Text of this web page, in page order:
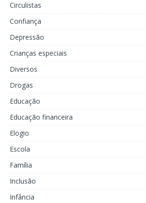
Circulistas
Confiança
Depressão
Crianças especiais
Diversos
Drogas
Educação
Educação financeira
Elogio
Escola
Família
Inclusão
Infância